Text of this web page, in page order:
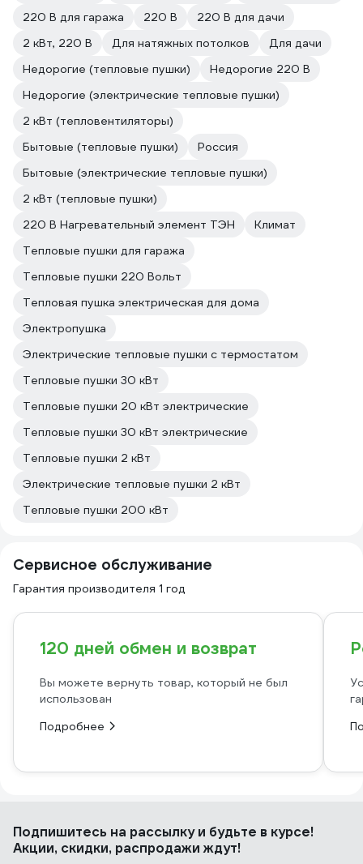
220 В для гаража
220 В
220 В для дачи
2 кВт, 220 В
Для натяжных потолков
Для дачи
Недорогие (тепловые пушки)
Недорогие 220 В
Недорогие (электрические тепловые пушки)
2 кВт (тепловентиляторы)
Бытовые (тепловые пушки)
Россия
Бытовые (электрические тепловые пушки)
2 кВт (тепловые пушки)
220 В Нагревательный элемент ТЭН
Климат
Тепловые пушки для гаража
Тепловые пушки 220 Вольт
Тепловая пушка электрическая для дома
Электропушка
Электрические тепловые пушки с термостатом
Тепловые пушки 30 кВт
Тепловые пушки 20 кВт электрические
Тепловые пушки 30 кВт электрические
Тепловые пушки 2 кВт
Электрические тепловые пушки 2 кВт
Тепловые пушки 200 кВт
Сервисное обслуживание
Гарантия производителя 1 год
120 дней обмен и возврат
Вы можете вернуть товар, который не был
использован
Подробнее
Подпишитесь на рассылкуи будьте в курсе!
Акции, скидки, распродажи ждут!